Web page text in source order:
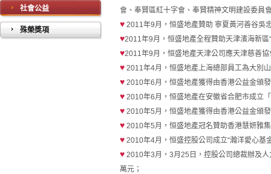
社會公益
殊榮獎項
會、奉賢區紅十字會、奉賢精神文明建設委員
♥ 2011年9月，恒盛地產贊助 寧夏黃河善谷吳
♥2011年9月，恒盛地產全程贊助天津濱海新區
♥2011年9月，恒盛地產天津公司應天津慈善
♥ 2011年4月，恒盛地產上海總部員工為大別
♥ 2010年6月，恒盛地產獲得由香港公益金頒
♥ 2010年6月，恒盛地產在安徽省合肥市成立
♥ 2010年5月，恒盛地產獲得由香港公益金頒
♥ 2010年5月，恒盛地產冠名贊助香港慧妍雅
♥ 2010年4月，恒盛控股公司成立“瀚洋愛心基
♥ 2010年3月，3月25日，控股公司總裁辦及
萬元；